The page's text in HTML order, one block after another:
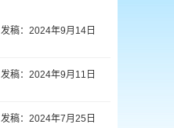
发稿：2024年9月14日
发稿：2024年9月11日
发稿：2024年7月25日